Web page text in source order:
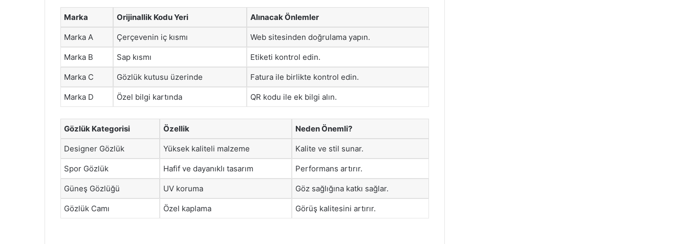
Marka Orijinallik Kodu Yeri Alınacak Önlemler
Marka A Çerçevenin iç kısmı Web sitesinden doğrulama yapın.
Marka B Sap kısmı Etiketi kontrol edin.
Marka C Gözlük kutusu üzerinde Fatura ile birlikte kontrol edin.
Marka D Özel bilgi kartında QR kodu ile ek bilgi alın.
Gözlük Kategorisi Özellik Neden Önemli?
Designer Gözlük Yüksek kaliteli malzeme Kalite ve stil sunar.
Spor Gözlük Hafif ve dayanıklı tasarım Performans artırır.
Güneş Gözlüğü UV koruma Göz sağlığına katkı sağlar.
Gözlük Camı Özel kaplama Görüş kalitesini artırır.